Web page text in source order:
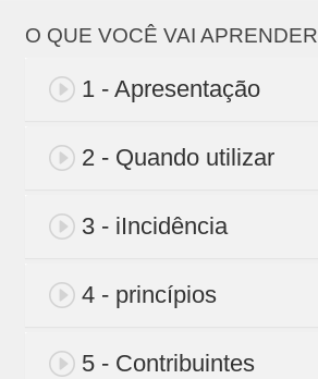
O QUE VOCÊ VAI APRENDER
1 - Apresentação
2 - Quando utilizar
3 - iIncidência
4 - princípios
5 - Contribuintes